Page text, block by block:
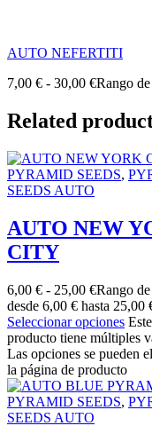
AUTO NEFERTITI
7,00 € - 30,00 €Rango
Related
PYRAMID SEEDS,
SEEDS AUTO
AUTO NEW
CITY
6,00 € - 25,00 €Rango
desde 6,00 € hasta 25,00
Seleccionar opciones Este
producto tiene múltiples
Las opciones se pueden
la página de producto
PYRAMID SEEDS,
SEEDS AUTO